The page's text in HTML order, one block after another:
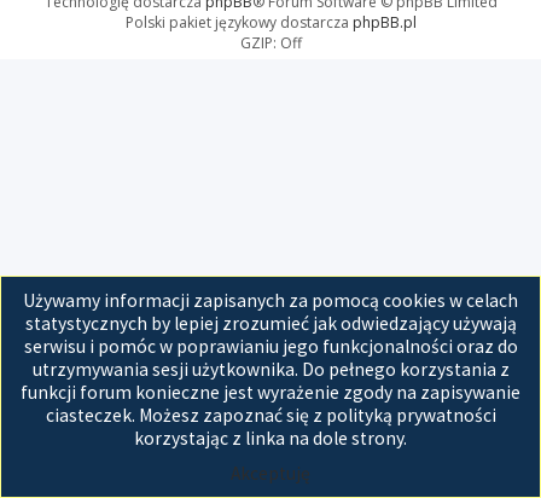
Używamy informacji zapisanych za pomocą cookies w celach
statystycznych by lepiej zrozumieć jak odwiedzający używają
serwisu i pomóc w poprawianiu jego funkcjonalności oraz do
utrzymywania sesji użytkownika. Do pełnego korzystania z
funkcji forum konieczne jest wyrażenie zgody na zapisywanie
ciasteczek. Możesz zapoznać się z polityką prywatności
korzystając z linka na dole strony.
Akceptuję
Polski pakiet językowy dostarcza phpBB.pl
GZIP: Off